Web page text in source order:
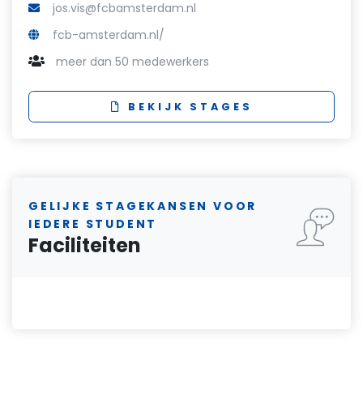
jos.vis@fcbamsterdam.nl
fcb-amsterdam.nl/
meer dan 50 medewerkers
BEKIJK STAGES
GELIJKE STAGEKANSEN VOOR
IEDERE STUDENT
Faciliteiten